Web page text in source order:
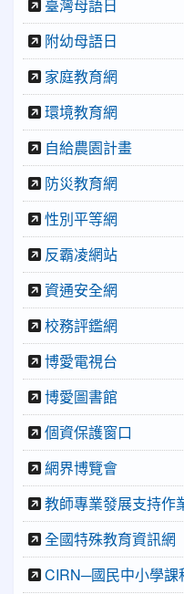
臺灣母語日
附幼母語日
家庭教育網
環境教育網
自給農園計畫
防災教育網
性別平等網
反霸凌網站
資通安全網
校務評鑑網
博愛電視台
博愛圖書館
個資保護窗口
網界博覽會
教師專業發展支持作
全國特殊教育資訊網
CIRN─國民中小學課